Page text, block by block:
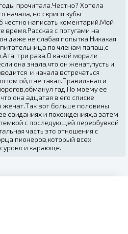
прочитала.Честно? Хотела
начала, но скрипя зубы
честно написать коментарий.Мой
время.Рассказ с потугами на
даже не слабая попытка.Никакая
по членам папаш,с
три раза.О какой морали
она знала,что он женат,пусть и
и начала встречаться
ой,я не такая.Правильная и
гад.По моему ее
она адцатая в его списке
женат.Так вот больше половины
свиданиях и похождениях,а затем
с последующей переобувкой
часть это отношения с
пионеров,который всех
и карающе.